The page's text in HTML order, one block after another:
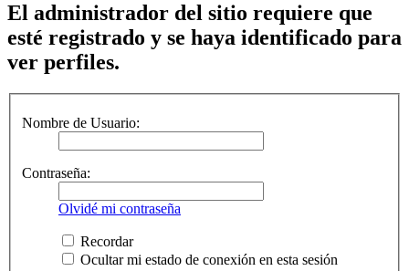
El administrador del sitio requiere que
esté registrado y se haya identificado para
ver perfiles.
Nombre de Usuario:
Contraseña:
Olvidé mi contraseña
Recordar
Ocultar mi estado de conexión en esta sesión